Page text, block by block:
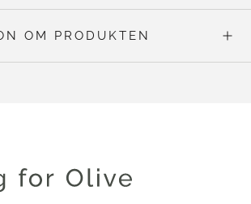
OM PRODUKTEN